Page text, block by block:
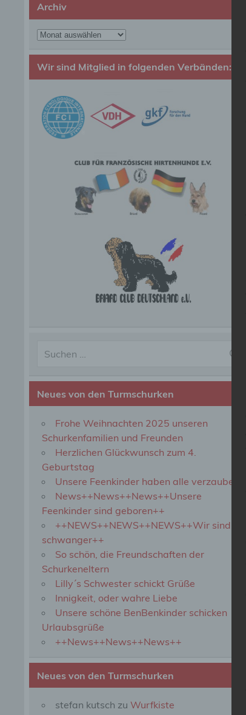
Archiv
Archiv
Wir sind Mitglied in folgenden Verbänden:
Neues von den Turmschurken
Frohe Weihnachten 2025 unseren
Schurkenfamilien und Freunden
Herzlichen Glückwunsch zum 4.
Geburtstag
Unsere Feenkinder haben alle verzaubert
News++News++News++Unsere
Feenkinder sind geboren++
++NEWS++NEWS++NEWS++Wir sind
schwanger++
So schön, die Freundschaften der
Schurkeneltern
Lilly´s Schwester schickt Grüße
Innigkeit, oder wahre Liebe
Unsere schöne BenBenkinder schicken
Urlaubsgrüße
++News++News++News++
Neues von den Turmschurken
stefan kutsch zuWurfkiste